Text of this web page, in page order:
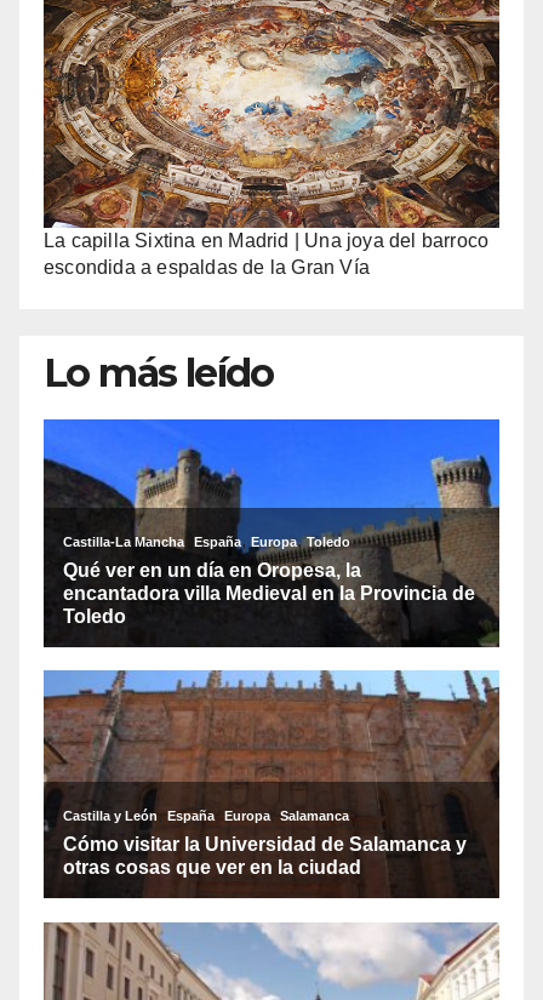
La capilla Sixtina en Madrid | Una joya del barroco
escondida a espaldas de la Gran Vía
Lo más leído